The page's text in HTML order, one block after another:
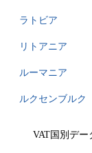
ラトビア
リトアニア
ルーマニア
ルクセンブルク
VAT国別デー